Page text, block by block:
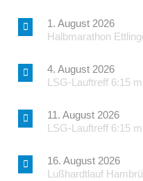
1. August 2026
Halbmarathon
4. August 2026
LSG-Lauftreff 6:15
11. August 2026
LSG-Lauftreff 6:15
16. August 2026
Lußhardtlauf